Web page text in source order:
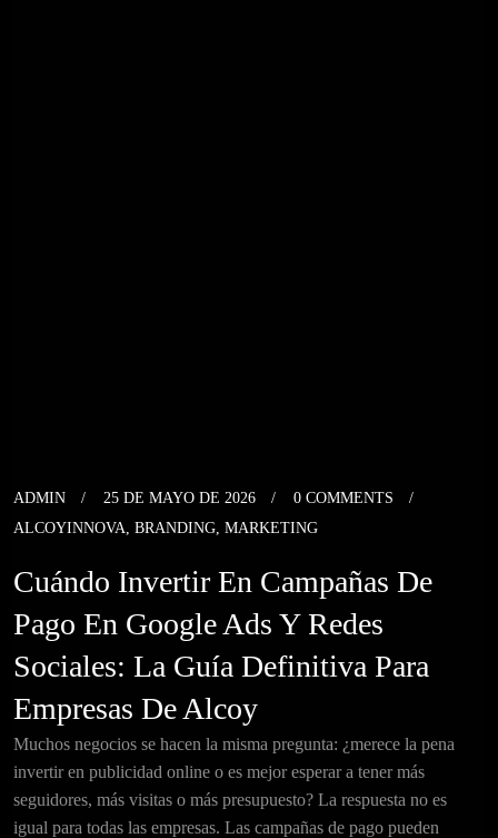
ADMIN 25 DE MAYO DE 2026
0 COMMENTS
ALCOYINNOVA, BRANDING, MARKETING
Cuándo Invertir En Campañas De
Pago En Google Ads Y Redes
Sociales: La Guía Definitiva Para
Empresas De Alcoy
Muchos negocios se hacen la misma pregunta: ¿merece la pena
invertir en publicidad online o es mejor esperar a tener más
seguidores, más visitas o más presupuesto? La respuesta no es
igual para todas las empresas. Las campañas de pago pueden